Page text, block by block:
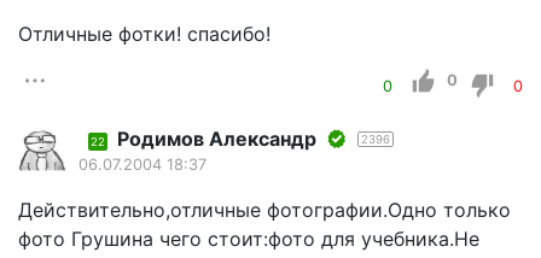
Отличные фотки! спасибо!
0 0 0
22 Родимов Александр 2396
06.07.2004 18:37
Действительно,отличные фотографии.Одно только
фото Грушина чего стоит:фото для учебника.Не